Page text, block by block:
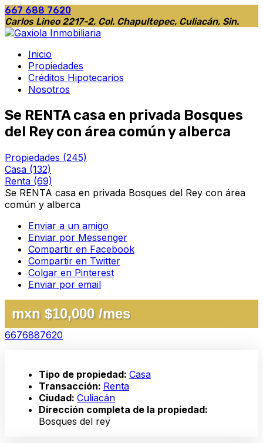
667 688 7620
Carlos Lineo 2217-2, Col. Chapultepec, Culiacán, Sin.
Inicio
Propiedades
Créditos Hipotecarios
Nosotros
Se RENTA casa en privada Bosques
del Rey con área común y alberca
Propiedades (245)
Casa (132)
Renta (69)
Se RENTA casa en privada Bosques del Rey con área
común y alberca
Enviar a un amigo
Enviar por Messenger
Compartir en Facebook
Compartir en Twitter
Colgar en Pinterest
Enviar por email
mxn $10,000 /mes
6676887620
Tipo de propiedad: Casa
Transacción: Renta
Ciudad: Culiacán
Dirección completa de la propiedad:
Bosques del rey